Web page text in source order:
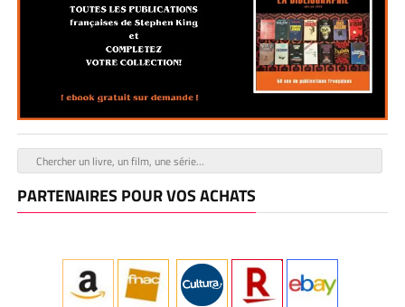
PARTENAIRES POUR VOS ACHATS